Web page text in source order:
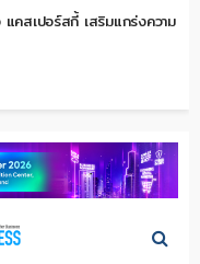
คสเปอร์สกี้ เสริมแกร่งความ